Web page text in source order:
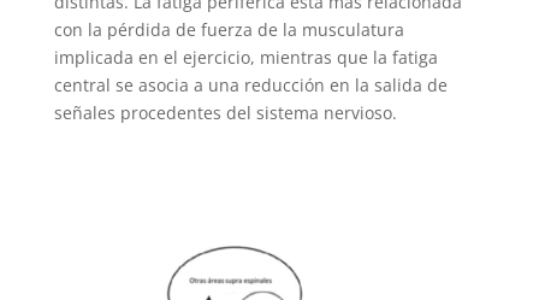
con la pérdida de fuerza de la musculatura
implicada en el ejercicio, mientras que la fatiga
central se asocia a una reducción en la salida de
señales procedentes del sistema nervioso.